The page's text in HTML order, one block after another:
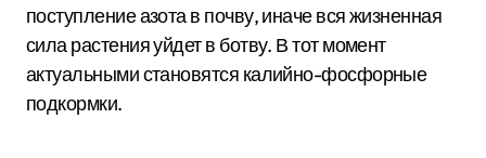
поступление азота в почву, иначе вся жизненная
сила растения уйдет в ботву. В тот момент
актуальными становятся калийно-фосфорные
подкормки.